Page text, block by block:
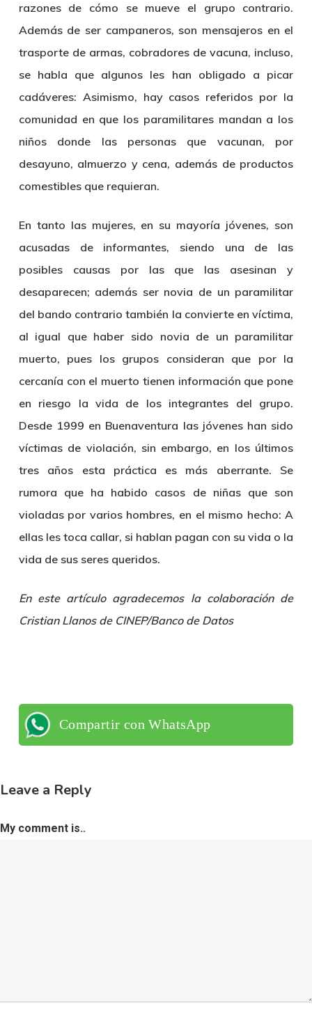
razones de cómo se mueve el grupo contrario.
Además de ser campaneros, son mensajeros en el
trasporte de armas, cobradores de vacuna, incluso,
se habla que algunos les han obligado a picar
cadáveres: Asimismo, hay casos referidos por la
comunidad en que los paramilitares mandan a los
niños donde las personas que vacunan, por
desayuno, almuerzo y cena, además de productos
comestibles que requieran.
En tanto las mujeres, en su mayoría jóvenes, son
acusadas de informantes, siendo una de las
posibles causas por las que las asesinan y
desaparecen; además ser novia de un paramilitar
del bando contrario también la convierte en víctima,
al igual que haber sido novia de un paramilitar
muerto, pues los grupos consideran que por la
cercanía con el muerto tienen información que pone
en riesgo la vida de los integrantes del grupo.
Desde 1999 en Buenaventura las jóvenes han sido
víctimas de violación, sin embargo, en los últimos
tres años esta práctica es más aberrante. Se
rumora que ha habido casos de niñas que son
violadas por varios hombres, en el mismo hecho: A
ellas les toca callar, si hablan pagan con su vida o la
vida de sus seres queridos.
En este artículo agradecemos la colaboración de
Cristian Llanos de CINEP/Banco de Datos
Compartir con WhatsApp
Leave a Reply
My comment is..